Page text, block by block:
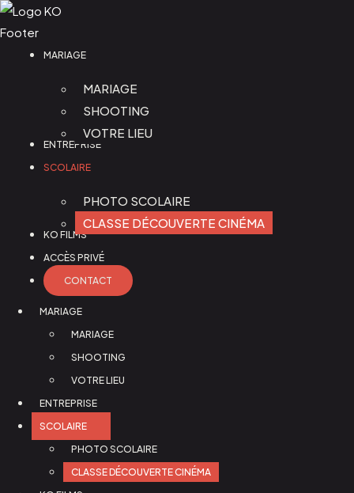
MARIAGE
MARIAGE
SHOOTING
VOTRE LIEU
ENTREPRISE
SCOLAIRE
PHOTO SCOLAIRE
CLASSE DÉCOUVERTE CINÉMA
KO FILMS
ACCÈS PRIVÉ
CONTACT
MARIAGE
MARIAGE
SHOOTING
VOTRE LIEU
ENTREPRISE
SCOLAIRE
PHOTO SCOLAIRE
CLASSE DÉCOUVERTE CINÉMA